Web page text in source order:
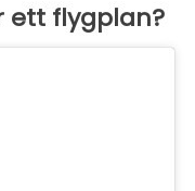
ett flygplan?